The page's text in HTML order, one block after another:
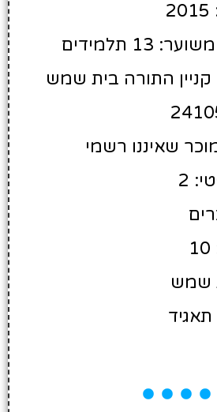
תלמידים
התורה בית שמש
שאיננו רשמי
2
שמש